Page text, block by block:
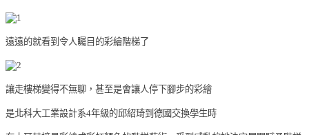
遠遠的就看到令人矚目的彩繪階梯了
讓走樓梯變得不無聊，甚至是會讓人停下腳步的彩繪
是北科大工業設計系4年級的邱紹琦到德國交換學生時